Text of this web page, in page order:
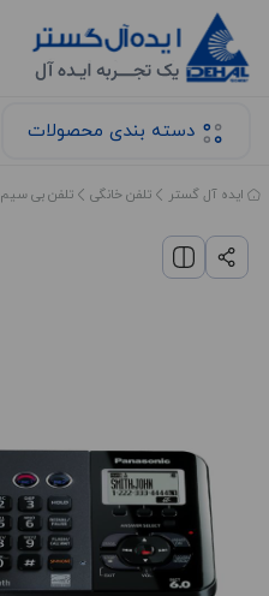
دسته بندی محصولات
ایده آل گستر تلفن خانگی تلفن بی سیم